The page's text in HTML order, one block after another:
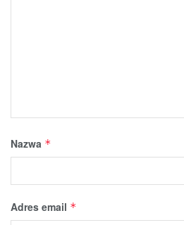
Nazwa *
Adres email *